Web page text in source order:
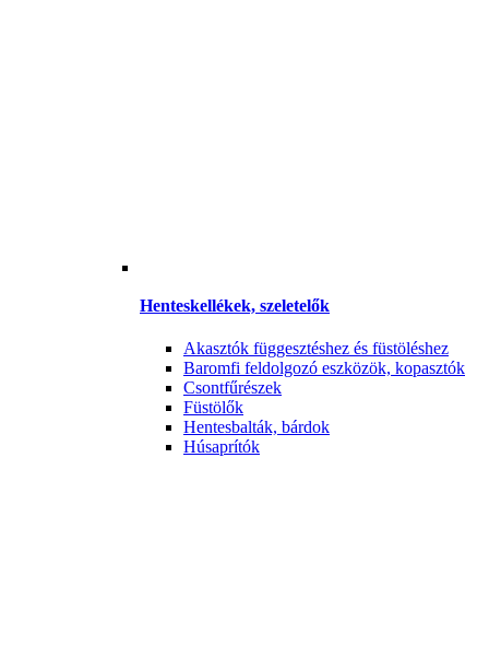
Henteskellékek, szeletelők
Akasztók függesztéshez és füstöléshez
Baromfi feldolgozó eszközök, kopasztók
Csontfűrészek
Füstölők
Hentesbalták, bárdok
Húsaprítók